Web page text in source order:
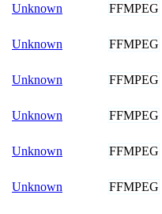
Unknown FFMPEG
Unknown FFMPEG
Unknown FFMPEG
Unknown FFMPEG
Unknown FFMPEG
Unknown FFMPEG